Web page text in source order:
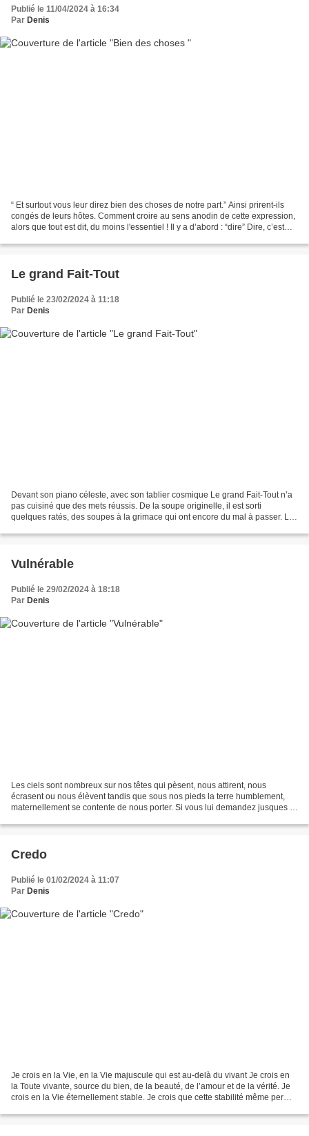
Publié le 11/04/2024 à 16:34
Par Denis
“ Et surtout vous leur direz bien des choses de notre part.” Ainsi prirent-ils
congés de leurs hôtes. Comment croire au sens anodin de cette expression,
alors que tout est dit, du moins l'essentiel ! Il y a d’abord : “dire” Dire, c’est
Le grand Fait-Tout
Publié le 23/02/2024 à 11:18
Par Denis
Devant son piano céleste, avec son tablier cosmique Le grand Fait-Tout n’a
pas cuisiné que des mets réussis. De la soupe originelle, il est sorti
quelques ratés, des soupes à la grimace qui ont encore du mal à passer. Les
Vulnérable
Publié le 29/02/2024 à 18:18
Par Denis
Les ciels sont nombreux sur nos têtes qui pèsent, nous attirent, nous
écrasent ou nous élèvent tandis que sous nos pieds la terre humblement,
maternellement se contente de nous porter. Si vous lui demandez jusques à
Credo
Publié le 01/02/2024 à 11:07
Par Denis
Je crois en la Vie, en la Vie majuscule qui est au-delà du vivant Je crois en
la Toute vivante, source du bien, de la beauté, de l’amour et de la vérité. Je
crois en la Vie éternellement stable. Je crois que cette stabilité même permet